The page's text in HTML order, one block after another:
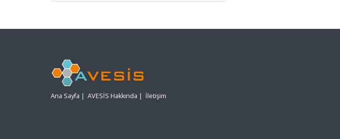
Ana Sayfa | AVESİS Hakkında | İletişim